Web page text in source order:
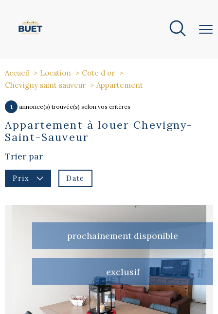
Accueil Location
Cote d or
Chevigny saint sauveur
Appartement
1 annonce(s) trouvée(s) selon vos critères
Appartement à louer Chevigny-
Saint-Sauveur
Trier par
Prix Date
prochainement disponible
exclusif
voir le
bien